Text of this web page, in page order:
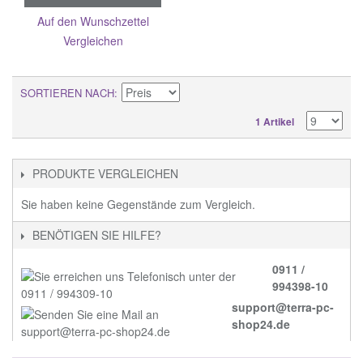
Auf den Wunschzettel
Vergleichen
SORTIEREN NACH
1 Artikel
PRODUKTE VERGLEICHEN
Sie haben keine Gegenstände zum Vergleich.
BENÖTIGEN SIE HILFE?
0911 /
994398-10
support@terra-pc-
shop24.de